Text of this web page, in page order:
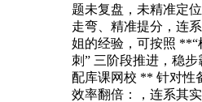
题未复盘，未精准定
走弯、精准提分，连
姐的经验，可按照 **“
刺” 三阶段推进，稳
配库课网校 ** 针对性
效率翻倍：，连系其